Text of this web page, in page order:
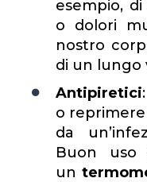
esempio,
o dolori
nostro
di un lungo
Antipiretici
o
da
Buon
un